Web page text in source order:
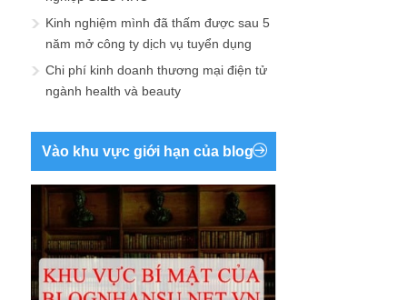
Kinh nghiệm mình đã thấm được sau 5
năm mở công ty dịch vụ tuyển dụng
Chi phí kinh doanh thương mại điện tử
ngành health và beauty
Vào khu vực giới hạn của blog